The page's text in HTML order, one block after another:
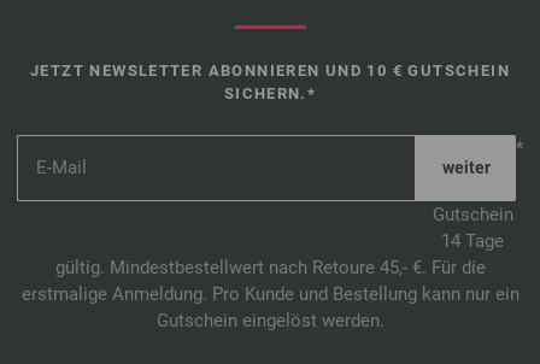
JETZT NEWSLETTER ABONNIEREN UND 10 € GUTSCHEIN
SICHERN.*
*
Gutschein
14 Tage
gültig. Mindestbestellwert nach Retoure 45,- €. Für die
erstmalige Anmeldung. Pro Kunde und Bestellung kann nur ein
Gutschein eingelöst werden.